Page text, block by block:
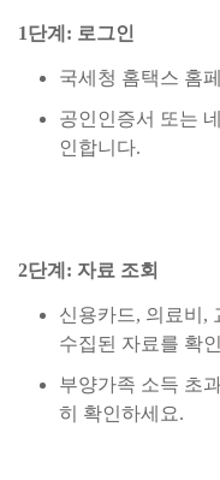
1단계: 로그인
국세청 홈택스 홈
공인인증서 또는
인합니다.
2단계: 자료 조회
신용카드, 의료비,
수집된 자료를 확
부양가족 소득 초
히 확인하세요.